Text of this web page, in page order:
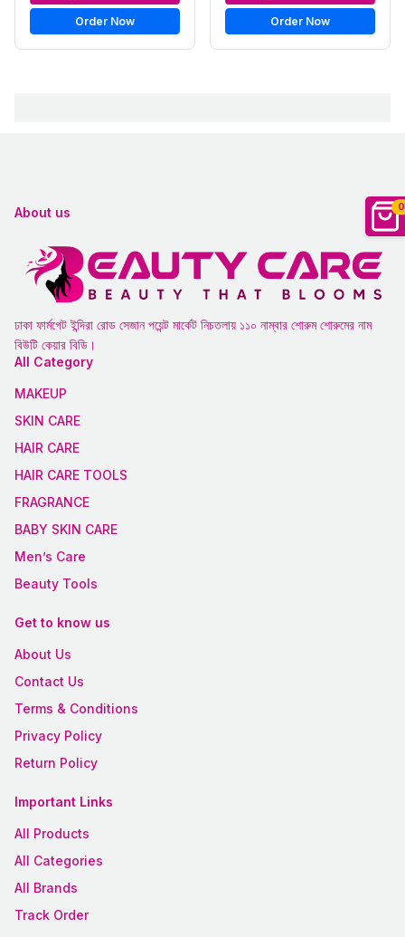
0
Order Now Order Now
About us
ঢাকা ফার্মগেট ইন্দিরা রোড সেজান পয়েন্ট মার্কেট নিচতলায় ১১০ নাম্বার শোরুম শোরুমের নাম
বিউটি কেয়ার বিডি।
All Category
MAKEUP
SKIN CARE
HAIR CARE
HAIR CARE TOOLS
FRAGRANCE
BABY SKIN CARE
Men’s Care
Beauty Tools
Get to know us
About Us
Contact Us
Terms & Conditions
Privacy Policy
Return Policy
Important Links
All Products
All Categories
All Brands
Track Order